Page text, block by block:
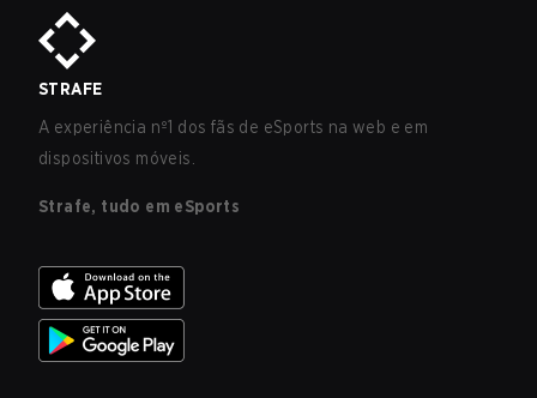
STRAFE
A experiência nº1 dos fãs de eSports na web e em
dispositivos móveis.
Strafe, tudo em eSports